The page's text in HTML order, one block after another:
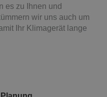
es zu Ihnen und
wir uns auch um
Ihr Klimagerät lange